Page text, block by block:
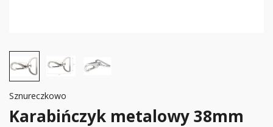
Sznureczkowo
Karabińczyk metalowy 38mm